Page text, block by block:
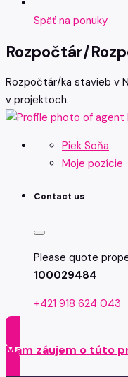
Späť na ponuky
Rozpočtár/
Rozpočtár/ka stavieb v
v projektoch.
Piek Soňa
Moje pozície
Contact us
Please quote
100029484
+421 918 624 043
Mám záujem o túto